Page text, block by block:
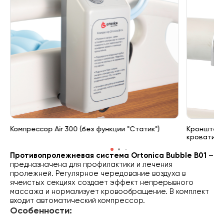
Компрессор Air 300 (без функции "Статик")
кровати
Противопролежневая система Ortonica Bubble B01 –
предназначена для профилактики и лечения
пролежней. Регулярное чередование воздуха в
ячеистых секциях создает эффект непрерывного
массажа и нормализует кровообращение. В комплект
входит автоматический компрессор.
Особенности: